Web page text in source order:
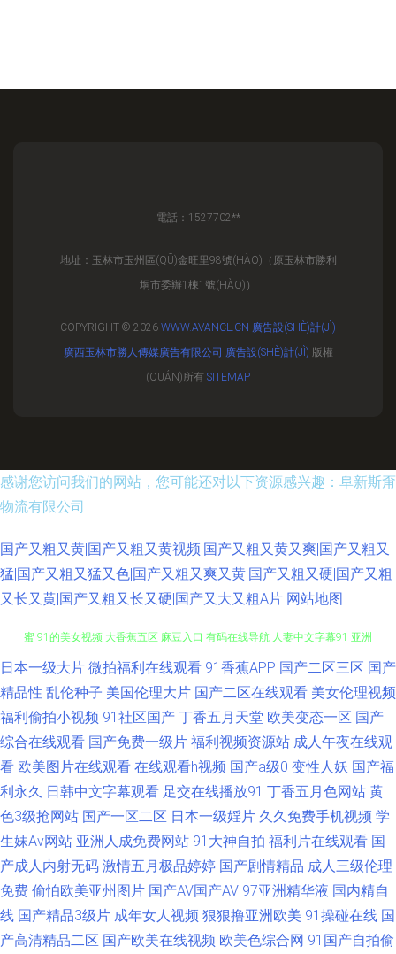
電話：1527702**
地址：玉林市玉州區(QŪ)金旺里98號(HÀO)（原玉林市勝利
垌市委辦1棟1號(HÀO)）
COPYRIGHT © 2026 WWW.AVANCL.CN 廣告設(SHÈ)計(JÌ)
廣西玉林市勝人傳媒廣告有限公司 廣告設(SHÈ)計(JÌ) 版權
(QUÁN)所有 SITEMAP
感谢您访问我们的网站，您可能还对以下资源感兴趣：阜新斯甭
物流有限公司
国产又粗又黄|国产又粗又黄视频|国产又粗又黄又爽|国产又粗又
猛|国产又粗又猛又色|国产又粗又爽又黄|国产又粗又硬|国产又粗
又长又黄|国产又粗又长又硬|国产又大又粗A片 网站地图
久草福利资源站 婷婷成人综合五 国产成人精品青青草原 日韩欧美国产精码
蜜 91的美女视频 大香蕉五区 麻豆入口 有码在线导航 人妻中文字幕91 亚洲
线视频 91中文 91国产孕妇 国产精品久久内蒙 第一福利丝瓜导航 91性第一
页下载 午夜爽爽国产精品免费 91拍拍拍在线 国产精品一二三 蜜桃视频在线
观看 性感美女日本午夜视频 91九色巨乳 黑人性爱亚洲wwww 欧美黄久久 毛
片操逼91福利 日美色码 91白丝在线看 日韩一二三五区 老司机精品在线观看
日本一级大片 微拍福利在线观看 91香蕉APP 国产二区三区 国产
精品性 乱伦种子 美国伦理大片 国产二区在线观看 美女伦理视频
福利偷拍小视频 91社区国产 丁香五月天堂 欧美变态一区 国产
综合在线观看 国产免费一级片 福利视频资源站 成人午夜在线观
看 欧美图片在线观看 在线观看h视频 国产a级0 变性人妖 国产福
利永久 日韩中文字幕观看 足交在线播放91 丁香五月色网站 黄
色3级抢网站 国产一区二区 日本一级婬片 久久免费手机视频 学
生妹Av网站 亚洲人成免费网站 91大神自拍 福利片在线观看 国
产成人内射无码 激情五月极品婷婷 国产剧情精品 成人三级伦理
免费 偷怕欧美亚州图片 国产AV国产AV 97亚洲精华液 国内精自
线 国产精品3级片 成年女人视频 狠狠撸亚洲欧美 91操碰在线 国
产高清精品二区 国产欧美在线视频 欧美色综合网 91国产自拍偷